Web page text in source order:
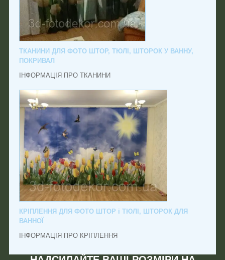
ТКАНИНИ ДЛЯ ФОТО ШТОР, ТЮЛІ, ШТОРОК У ВАННУ,
ПОКРИВАЛ
ІНФОРМАЦІЯ ПРО ТКАНИНИ
КРІПЛЕННЯ ДЛЯ ФОТО ШТОР і ТЮЛІ, ШТОРОК ДЛЯ
ВАННОЇ
ІНФОРМАЦІЯ ПРО КРІПЛЕННЯ